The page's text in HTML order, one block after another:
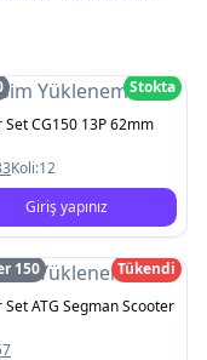
Yüklenemedi
Stokta
Set CG150 13P 62mm
Koli:12
Giriş yapınız
Yüklenemedi
150
Tükendi
Set ATG Segman Scooter